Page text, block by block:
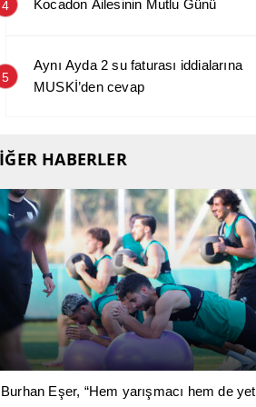
4 Kocadon Ailesinin Mutlu Günü
5
Aynı Ayda 2 su faturası iddialarına
MUSKİ’den cevap
HABERLER
Burhan Eşer, “Hem yarışmacı hem de